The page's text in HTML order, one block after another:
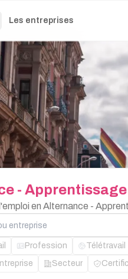
Les entreprises
- Apprentissage
en Alternance -
Profession Télétravail
Secteur